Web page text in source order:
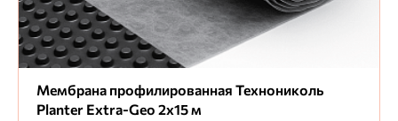
Мембрана профилированная Технониколь
Planter Extra-Geo 2х15 м